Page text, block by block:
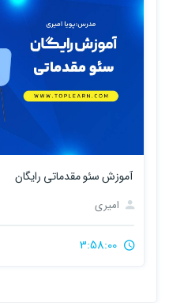
آموزش سئو مقدماتی رایگان
امیری